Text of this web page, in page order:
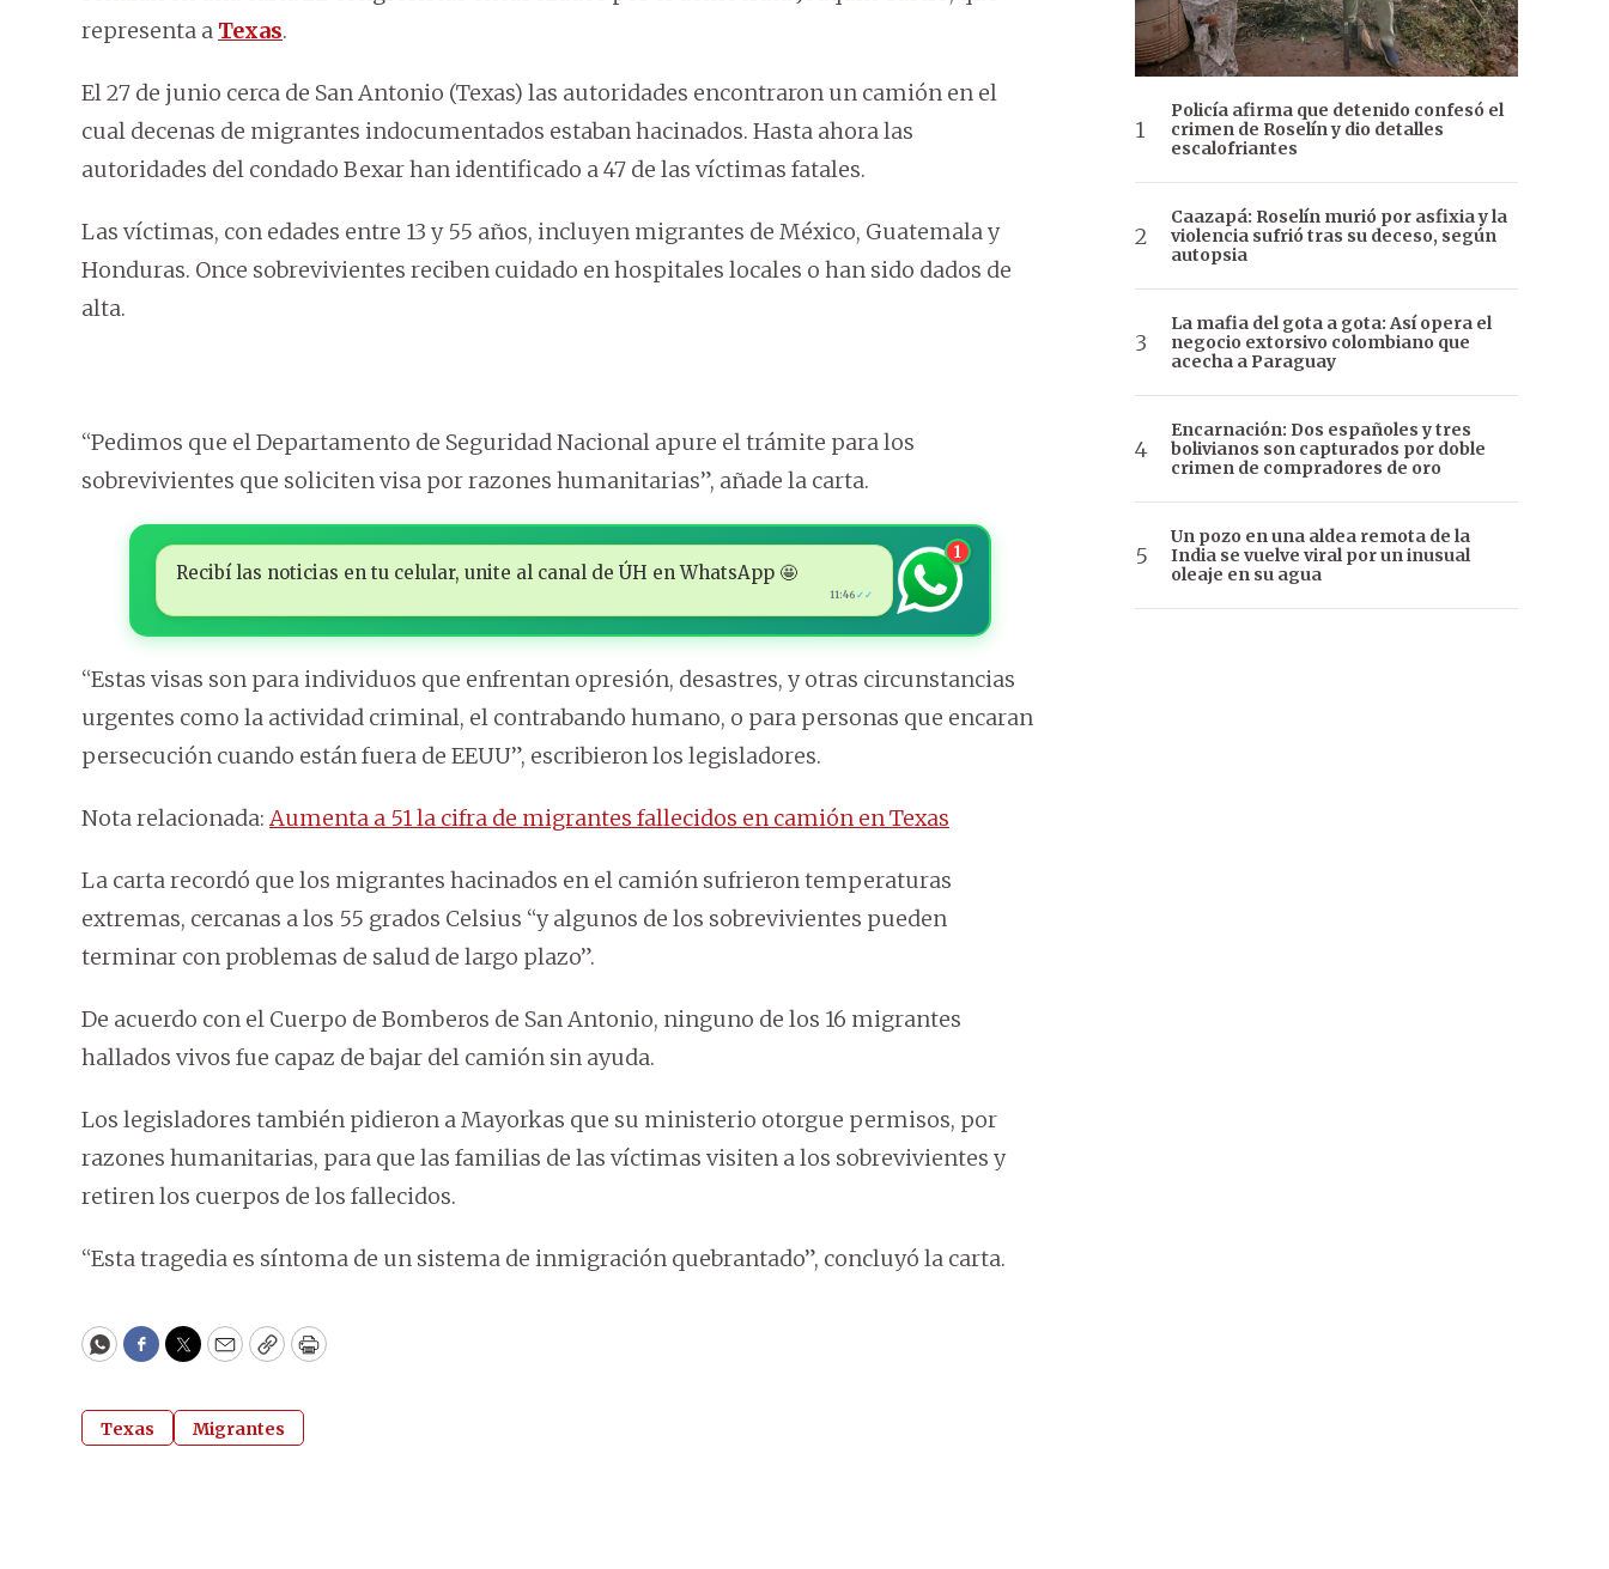
representa a Texas.
El 27 de junio cerca de San Antonio (Texas) las autoridades encontraron un camión en el
cual decenas de migrantes indocumentados estaban hacinados. Hasta ahora las
autoridades del condado Bexar han identificado a 47 de las víctimas fatales.
Las víctimas, con edades entre 13 y 55 años, incluyen migrantes de México, Guatemala y
Honduras. Once sobrevivientes reciben cuidado en hospitales locales o han sido dados de
alta.
“Pedimos que el Departamento de Seguridad Nacional apure el trámite para los
sobrevivientes que soliciten visa por razones humanitarias”, añade la carta.
Recibí las noticias en tu celular, unite al canal de ÚH en WhatsApp 🤩
11:46 ✓✓
1
“Estas visas son para individuos que enfrentan opresión, desastres, y otras circunstancias
urgentes como la actividad criminal, el contrabando humano, o para personas que encaran
persecución cuando están fuera de EEUU”, escribieron los legisladores.
Nota relacionada: Aumenta a 51 la cifra de migrantes fallecidos en camión en Texas
La carta recordó que los migrantes hacinados en el camión sufrieron temperaturas
extremas, cercanas a los 55 grados Celsius “y algunos de los sobrevivientes pueden
terminar con problemas de salud de largo plazo”.
De acuerdo con el Cuerpo de Bomberos de San Antonio, ninguno de los 16 migrantes
hallados vivos fue capaz de bajar del camión sin ayuda.
Los legisladores también pidieron a Mayorkas que su ministerio otorgue permisos, por
razones humanitarias, para que las familias de las víctimas visiten a los sobrevivientes y
retiren los cuerpos de los fallecidos.
“Esta tragedia es síntoma de un sistema de inmigración quebrantado”, concluyó la carta.
WhatsApp
Facebook
Twitter
EmailCopyPrint
Texas Migrantes
Policía afirma que detenido confesó el
crimen de Roselín y dio detalles
escalofriantes
Caazapá: Roselín murió por asfixia y la
violencia sufrió tras su deceso, según
autopsia
La mafia del gota a gota: Así opera el
negocio extorsivo colombiano que
acecha a Paraguay
Encarnación: Dos españoles y tres
bolivianos son capturados por doble
crimen de compradores de oro
Un pozo en una aldea remota de la
India se vuelve viral por un inusual
oleaje en su agua